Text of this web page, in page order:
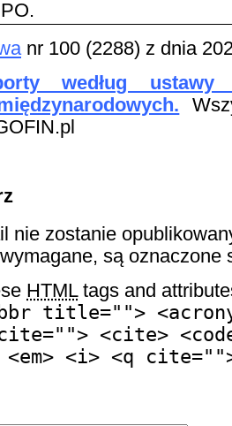
nr 100 (2288) z dnia
według ustawy
nie zostanie
są
HTMLtags and
title="">
<cite>
<em> <i> <q